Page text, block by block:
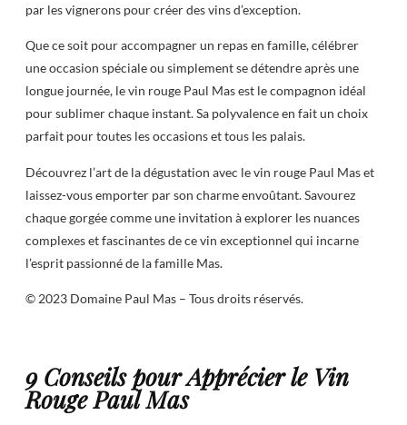
par les vignerons pour créer des vins d’exception.
Que ce soit pour accompagner un repas en famille, célébrer
une occasion spéciale ou simplement se détendre après une
longue journée, le vin rouge Paul Mas est le compagnon idéal
pour sublimer chaque instant. Sa polyvalence en fait un choix
parfait pour toutes les occasions et tous les palais.
Découvrez l’art de la dégustation avec le vin rouge Paul Mas et
laissez-vous emporter par son charme envoûtant. Savourez
chaque gorgée comme une invitation à explorer les nuances
complexes et fascinantes de ce vin exceptionnel qui incarne
l’esprit passionné de la famille Mas.
© 2023 Domaine Paul Mas – Tous droits réservés.
9 Conseils pour Apprécier le Vin
Rouge Paul Mas